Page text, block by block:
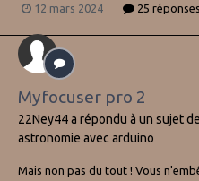
12 mars 2024 25 réponses
Myfocuser pro 2
22Ney44a répondu à un sujet de
astronomie avec arduino
Mais non pas du tout ! Vous